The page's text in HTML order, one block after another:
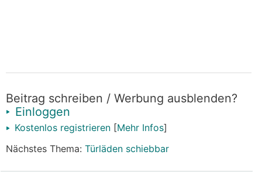
Beitrag schreiben / Werbung ausblenden?
Einloggen
Kostenlos registrieren [Mehr Infos]
Nächstes Thema: Türläden schiebbar